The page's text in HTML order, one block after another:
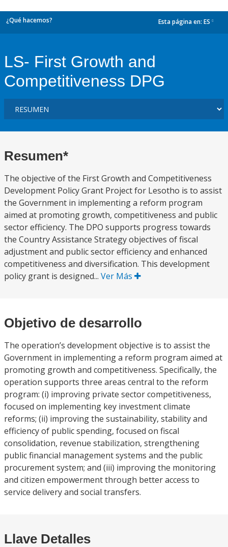
¿Qué hacemos? Esta página en: ES
LS- First Growth and
Competitiveness DPG
Resumen*
The objective of the First Growth and Competitiveness
Development Policy Grant Project for Lesotho is to assist
the Government in implementing a reform program
aimed at promoting growth, competitiveness and public
sector efficiency. The DPO supports progress towards
the Country Assistance Strategy objectives of fiscal
adjustment and public sector efficiency and enhanced
competitiveness and diversification. This development
policy grant is designed... Ver Más
Objetivo de desarrollo
The operation’s development objective is to assist the
Government in implementing a reform program aimed at
promoting growth and competitiveness. Specifically, the
operation supports three areas central to the reform
program: (i) improving private sector competitiveness,
focused on implementing key investment climate
reforms; (ii) improving the sustainability, stability and
efficiency of public spending, focused on fiscal
consolidation, revenue stabilization, strengthening
public financial management systems and the public
procurement system; and (iii) improving the monitoring
and citizen empowerment through better access to
service delivery and social transfers.
Llave Detalles